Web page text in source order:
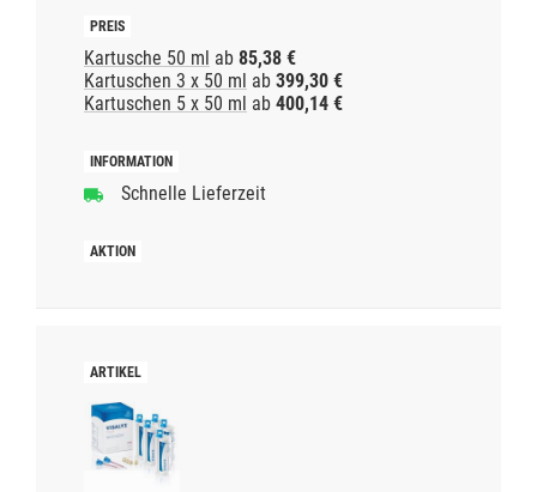
Kartusche 50 ml ab 85,38 €
Kartuschen 3 x 50 ml ab 399,30 €
Kartuschen 5 x 50 ml ab 400,14 €
Schnelle Lieferzeit